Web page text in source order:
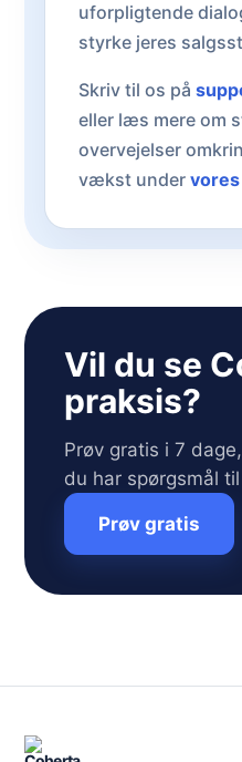
uforpligtende
styrke jeres
Skriv til os på
eller læs mere om
overvejelser
vækst under
Vil du se
praksis?
Prøv gratis i 7
du har spørgsmål
Prøv gratis